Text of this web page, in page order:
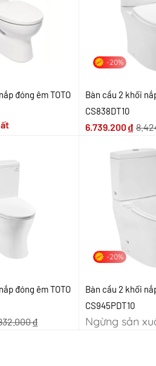
đóng êm TOTO
-20%
Bàn cầu 2 khối
CS838DT10
6.739.200₫
đóng êm TOTO
₫
-20%
Bàn cầu 2 khối
CS945PDT10
Ngừng sản